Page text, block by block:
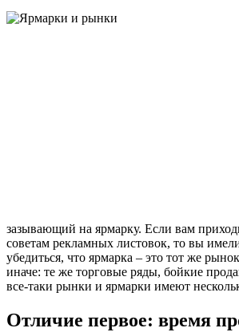
зазывающий на ярмарку. Если вам
советам рекламных листовок, то вы
убедиться, что ярмарка – это тот же
иначе: те же торговые ряды, бойкие
все-таки рынки и ярмарки имеют
Отличие первое: время